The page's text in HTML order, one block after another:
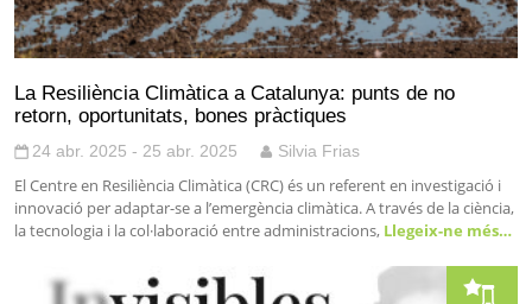
La Resiliència Climàtica a Catalunya: punts de no
retorn, oportunitats, bones pràctiques
24 abr. 2025 - 25 abr. 2025 Silvia Frias
El Centre en Resiliència Climàtica (CRC) és un referent en investigació i
innovació per adaptar-se a l’emergència climàtica. A través de la ciència,
la tecnologia i la col·laboració entre administracions, Llegeix-ne més…